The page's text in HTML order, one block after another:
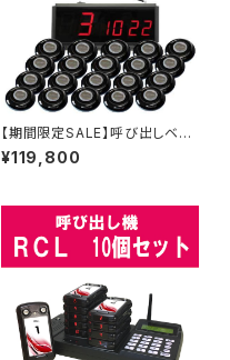
【期間限定SALE】呼び出しベ
ル アーバンコール20 送信ボ
タン20個セット
¥119,800